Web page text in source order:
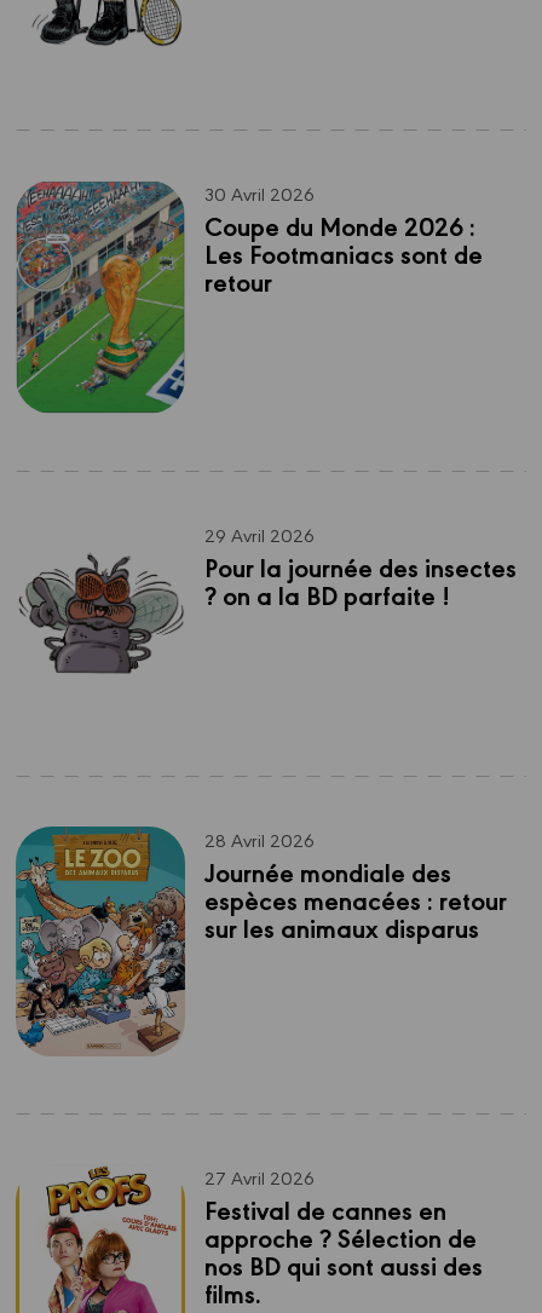
30 Avril 2026
Coupe du Monde 2026 :
Les Footmaniacs sont de
retour
29 Avril 2026
Pour la journée des insectes
? on a la BD parfaite !
28 Avril 2026
Journée mondiale des
espèces menacées : retour
sur les animaux disparus
27 Avril 2026
Festival de cannes en
approche ? Sélection de
nos BD qui sont aussi des
films.